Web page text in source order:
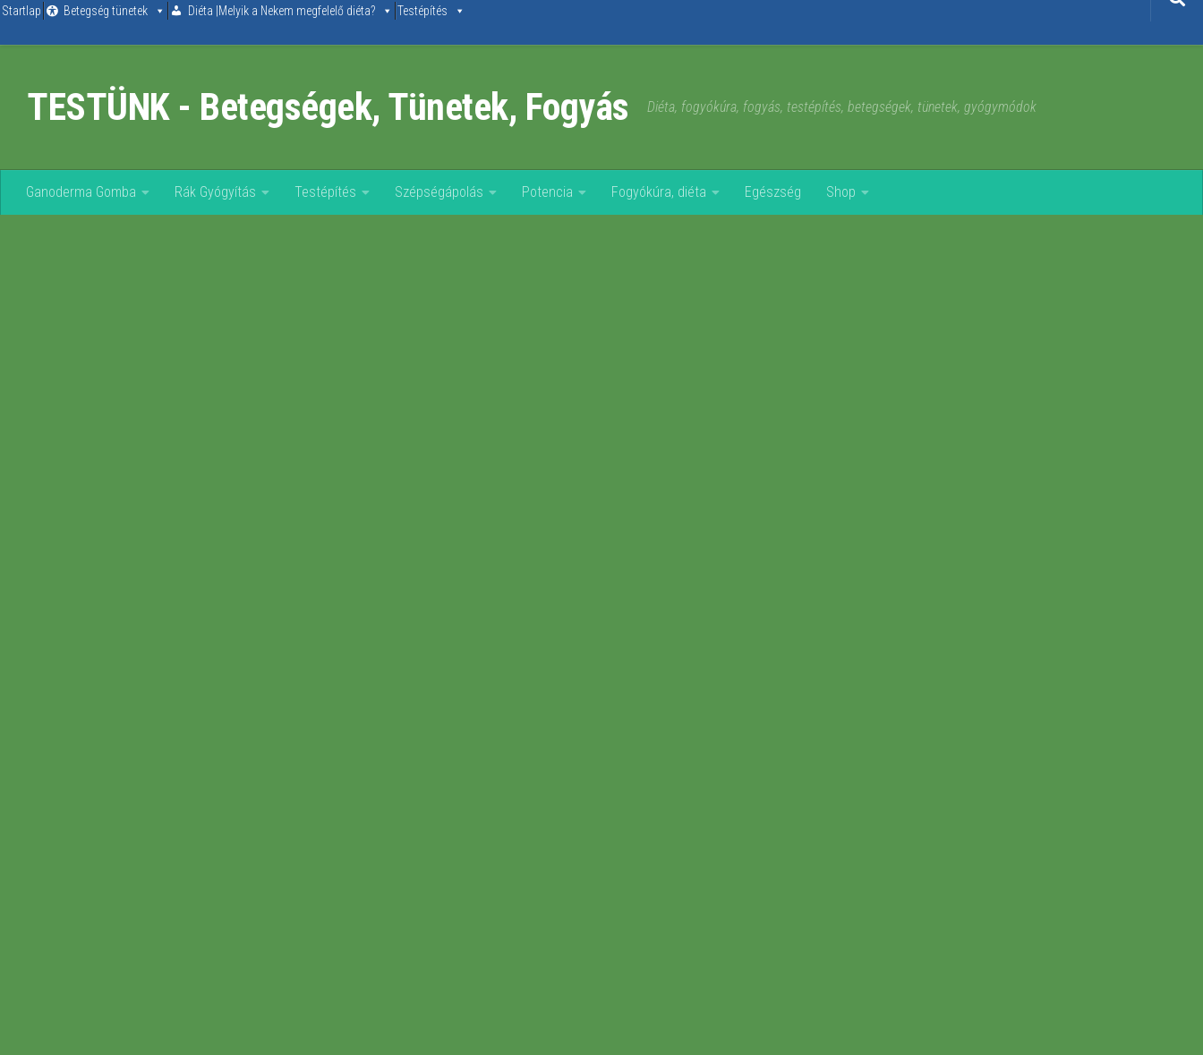
Skip to content
Startlap Betegség tünetek Diéta |Melyik a Nekem megfelelő diéta? Testépítés
TESTÜNK - Betegségek, Tünetek, Fogyás Diéta, fogyókúra, fogyás, testépítés, betegségek, tünetek, gyógymódok
Ganoderma Gomba Rák Gyógyítás Testépítés Szépségápolás Potencia Fogyókúra, diéta Egészség Shop